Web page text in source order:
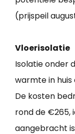
(prijspeil
Vloerisolatie
Isolatie onder
warmte in
De kosten
rond de €265,
aangebracht